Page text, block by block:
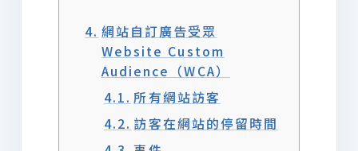
網站自訂廣告受眾
Website Custom
Audience（WCA）
所有網站訪客
訪客在網站的停留時間